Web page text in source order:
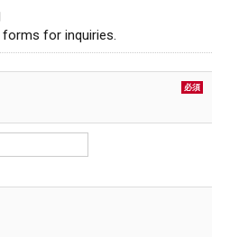
for inquiries.
必須